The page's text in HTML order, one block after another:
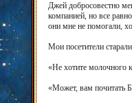
Джей добросовестно
компанией, но все
они мне не помогали,
Мои посетители
«Не хотите молочного
«Может, вам почитать